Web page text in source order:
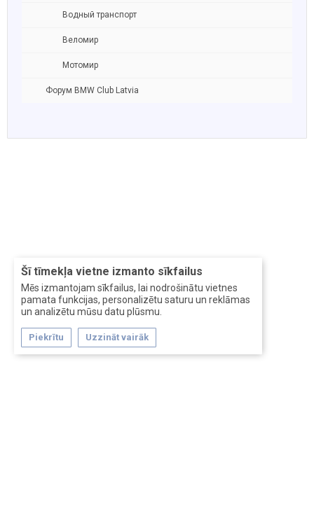
Šī tīmekļa vietne izmanto sīkfailus
Mēs izmantojam sīkfailus, lai nodrošinātu vietnes
pamata funkcijas, personalizētu saturu un reklāmas
un analizētu mūsu datu plūsmu.
Piekrītu Uzzināt vairāk
Водный транспорт
Веломир
Мотомир
Форум BMW Club Latvia